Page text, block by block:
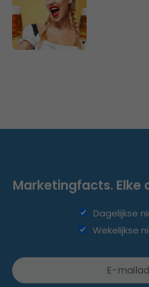
Marketingfacts. Elke
Dagelijkse
Wekelijkse